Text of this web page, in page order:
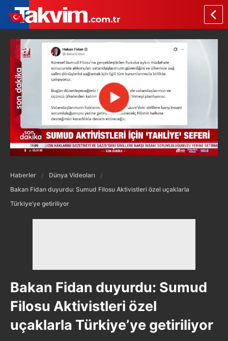
Haberler
Dünya Videoları
Bakan Fidan duyurdu: Sumud Filosu Aktivistleri özel uçaklarla
Türkiye’ye getiriliyor
Bakan Fidan duyurdu: Sumud
Filosu Aktivistleri özel
uçaklarla Türkiye’ye getiriliyor